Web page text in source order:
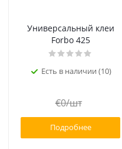
Универсальный клеи
Forbo 425
Есть в наличии (10)
€0/шт
Подробнее